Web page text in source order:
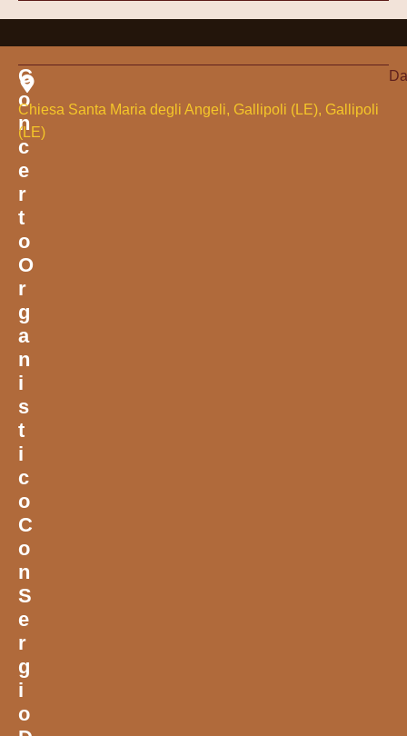
C
O
N
C
E
R
T
O
O
R
G
A
N
I
S
T
I
C
O
C
O
N
S
E
R
G
I
O
Chiesa Santa Maria degli Angeli, Gallipoli (LE), Gallipoli
(LE)